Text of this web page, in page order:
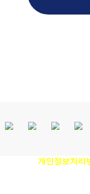
개인정보처리